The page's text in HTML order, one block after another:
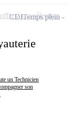
un Technicien
son
CDITemps plein
à ma sélection